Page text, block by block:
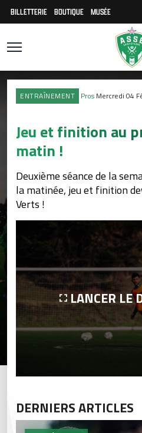
BILLETTERIE BOUTIQUE MUSÉE
ENTRAÎNEMENT Pros Mercredi 04
Jeu et finition au
matin !
Deuxième séance de la
la matinée, jeu et finition
Verts !
LANCER LE
DERNIERS ARTICLES